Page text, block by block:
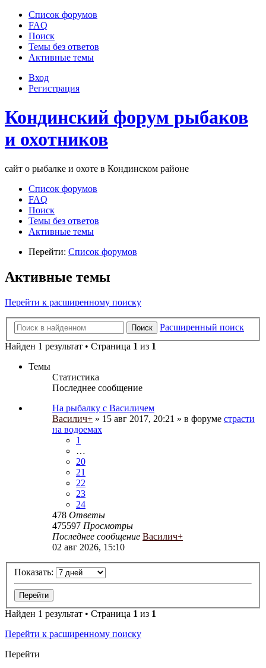
Список форумов
FAQ
Поиск
Темы без ответов
Активные темы
Вход
Регистрация
Кондинский форум рыбаков
и охотников
сайт о рыбалке и охоте в Кондинском районе
Список форумов
FAQ
Поиск
Темы без ответов
Активные темы
Перейти: Список форумов
Активные темы
Перейти к расширенному поиску
Поиск
Расширенный поиск
Найден 1 результат • Страница 1 из 1
Темы
Статистика
Последнее сообщение
На рыбалку с Василичем
Василич+ » 15 авг 2017, 20:21 » в форуме страсти
на водоемах
1
…
20
21
22
23
24
478 Ответы
475597 Просмотры
Последнее сообщение Василич+
02 авг 2026, 15:10
Показать:
Найден 1 результат • Страница 1 из 1
Перейти к расширенному поиску
Перейти